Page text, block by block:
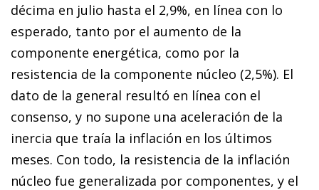
décima en julio hasta el 2,9%, en línea con lo
esperado, tanto por el aumento de la
componente energética, como por la
resistencia de la componente núcleo (2,5%). El
dato de la general resultó en línea con el
consenso, y no supone una aceleración de la
inercia que traía la inflación en los últimos
meses. Con todo, la resistencia de la inflación
núcleo fue generalizada por componentes, y el